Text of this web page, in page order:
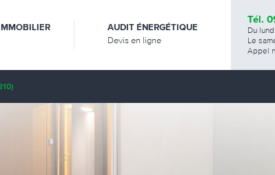
AUDIT ÉNERGÉTIQUE
Devis en ligne
Tél.
Du
Le
Appel